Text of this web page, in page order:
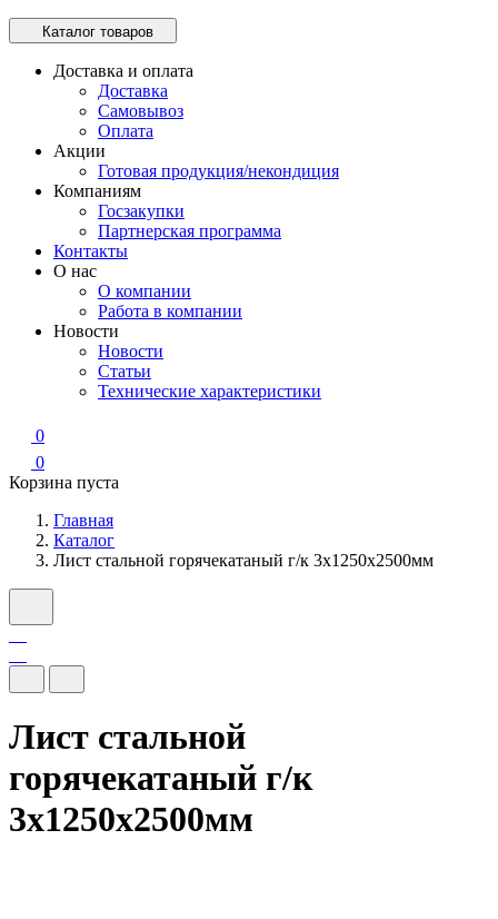
Каталог товаров
Доставка и оплата
Доставка
Самовывоз
Оплата
Акции
Готовая продукция/некондиция
Компаниям
Госзакупки
Партнерская программа
Контакты
О нас
О компании
Работа в компании
Новости
Новости
Статьи
Технические характеристики
0
0
Корзина пуста
Главная
Каталог
Лист стальной горячекатаный г/к 3х1250х2500мм
Лист стальной
горячекатаный г/к
3х1250х2500мм